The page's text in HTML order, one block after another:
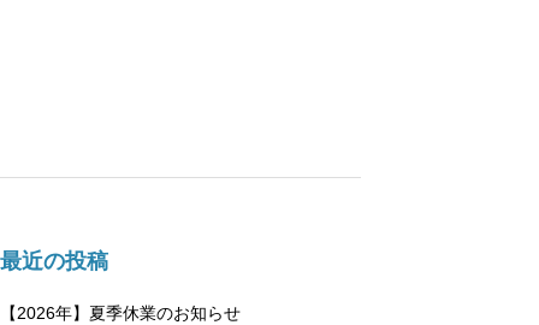
最近の投稿
【2026年】夏季休業のお知らせ